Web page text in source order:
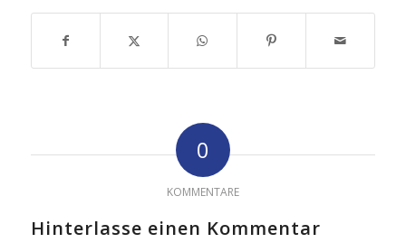
0
KOMMENTARE
Hinterlasse einen Kommentar